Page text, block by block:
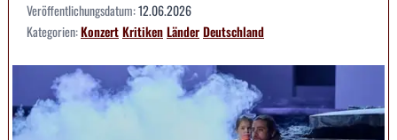
Veröffentlichungsdatum:12.06.2026
Kategorien:KonzertKritikenLänderDeutschland